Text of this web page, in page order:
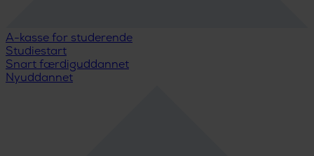
A-kasse for studerende
Studiestart
Snart færdiguddannet
Nyuddannet